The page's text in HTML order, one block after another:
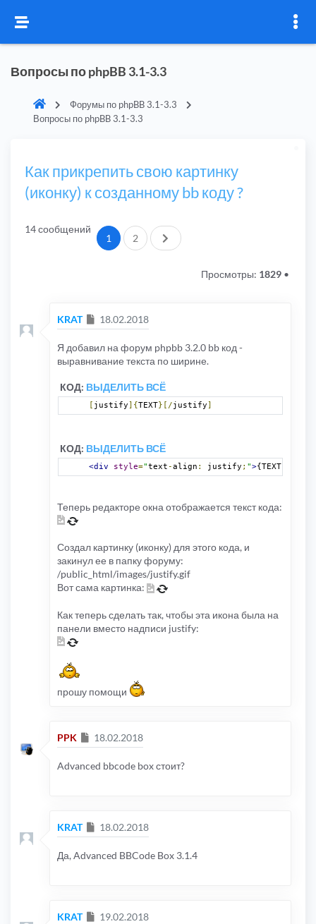
Вопросы по phpBB 3.1-3.3
Форумы по phpBB 3.1-3.3
Вопросы по phpBB 3.1-3.3
Как прикрепить свою картинку
(иконку) к созданному bb коду ?
14 сообщений
1 2 След.
Просмотры: 1829 •
KRAT Сообщение
18.02.2018
Я добавил на форум phpbb 3.2.0 bb код -
выравнивание текста по ширине.
КОД: ВЫДЕЛИТЬ ВСЁ
justify ]{ TEXT}[/justify
КОД: ВЫДЕЛИТЬ ВСЁ
<div style="text-align : justify ; ">{TEXT}
Теперь редакторе окна отображается текст кода:
Создал картинку (иконку) для этого кода, и
закинул ее в папку форуму:
/public_html/images/justify.gif
Вот сама картинка:
Как теперь сделать так, чтобы эта икона была на
панели вместо надписи justify:
прошу помощи
PPK Сообщение
18.02.2018
Advanced bbcode box стоит?
KRAT Сообщение
18.02.2018
Да, Advanced BBCode Box 3.1.4
KRAT Сообщение
19.02.2018